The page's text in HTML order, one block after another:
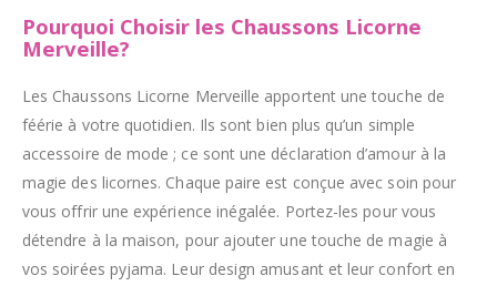
Pourquoi Choisir les Chaussons Licorne
Merveille?
Les Chaussons Licorne Merveille apportent une touche de
féérie à votre quotidien. Ils sont bien plus qu’un simple
accessoire de mode ; ce sont une déclaration d’amour à la
magie des licornes. Chaque paire est conçue avec soin pour
vous offrir une expérience inégalée. Portez-les pour vous
détendre à la maison, pour ajouter une touche de magie à
vos soirées pyjama. Leur design amusant et leur confort en